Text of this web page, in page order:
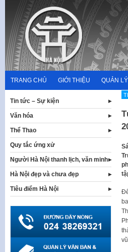
content
TRANG CHỦ GIỚI THIỆU QUẢN
Tin tức – Sự kiện
Văn hóa
Thể Thao
Quy tắc ứng xử
Người Hà Nội thanh lịch, văn minh
Hà Nội đẹp và chưa đẹp
Tiêu điểm Hà Nội